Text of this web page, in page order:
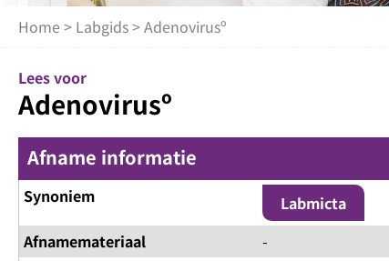
Home > Labgids> Adenovirusº
Lees voor
Adenovirusº
Afname informatie
Synoniem
Labmicta
Afnamemateriaal
-